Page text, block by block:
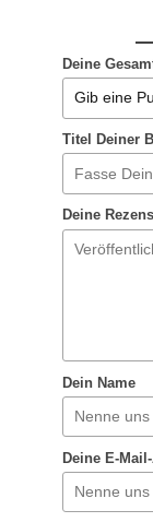
Deine
Titel Deiner
Deine
Dein Name
Deine E-